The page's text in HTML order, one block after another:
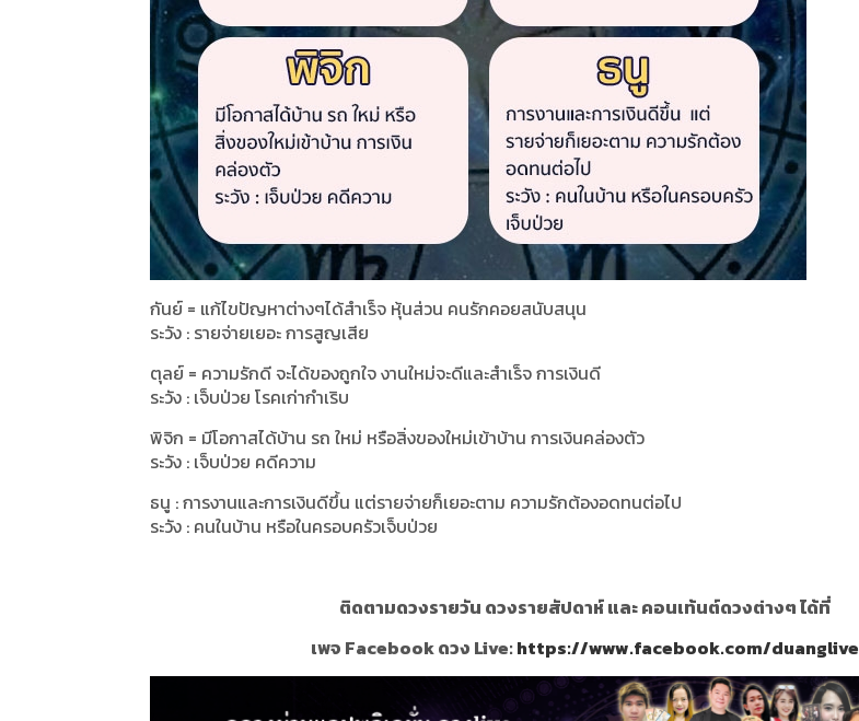
กันย์ = แก้ไขปัญหาต่างๆได้สำเร็จ หุ้นส่วน คนรักคอยสนับสนุน
ระวัง : รายจ่ายเยอะ การสูญเสีย
ตุลย์ = ความรักดี จะได้ของถูกใจ งานใหม่จะดีและสำเร็จ การเงินดี
ระวัง : เจ็บป่วย โรคเก่ากำเริบ
พิจิก = มีโอกาสได้บ้าน รถ ใหม่ หรือสิ่งของใหม่เข้าบ้าน การเงินคล่องตัว
ระวัง : เจ็บป่วย คดีความ
ธนู : การงานและการเงินดีขึ้น แต่รายจ่ายก็เยอะตาม ความรักต้องอดทนต่อไป
ระวัง : คนในบ้าน หรือในครอบครัวเจ็บป่วย
ติดตามดวงรายวัน ดวงรายสัปดาห์ และ คอนเท้นต์ดวงต่างๆ ได้ที่
เพจ Facebook ดวง Live:https://www.facebook.com/duanglive